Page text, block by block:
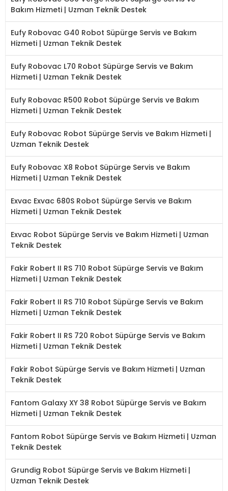
Bakım Hizmeti | Uzman Teknik Destek
Eufy Robovac G40 Robot Süpürge Servis ve Bakım
Hizmeti | Uzman Teknik Destek
Eufy Robovac L70 Robot Süpürge Servis ve Bakım
Hizmeti | Uzman Teknik Destek
Eufy Robovac R500 Robot Süpürge Servis ve Bakım
Hizmeti | Uzman Teknik Destek
Eufy Robovac Robot Süpürge Servis ve Bakım Hizmeti |
Uzman Teknik Destek
Eufy Robovac X8 Robot Süpürge Servis ve Bakım
Hizmeti | Uzman Teknik Destek
Exvac Exvac 680S Robot Süpürge Servis ve Bakım
Hizmeti | Uzman Teknik Destek
Exvac Robot Süpürge Servis ve Bakım Hizmeti | Uzman
Teknik Destek
Fakir Robert II RS 710 Robot Süpürge Servis ve Bakım
Hizmeti | Uzman Teknik Destek
Fakir Robert II RS 710 Robot Süpürge Servis ve Bakım
Hizmeti | Uzman Teknik Destek
Fakir Robert II RS 720 Robot Süpürge Servis ve Bakım
Hizmeti | Uzman Teknik Destek
Fakir Robot Süpürge Servis ve Bakım Hizmeti | Uzman
Teknik Destek
Fantom Galaxy XY 38 Robot Süpürge Servis ve Bakım
Hizmeti | Uzman Teknik Destek
Fantom Robot Süpürge Servis ve Bakım Hizmeti | Uzman
Teknik Destek
Grundig Robot Süpürge Servis ve Bakım Hizmeti |
Uzman Teknik Destek